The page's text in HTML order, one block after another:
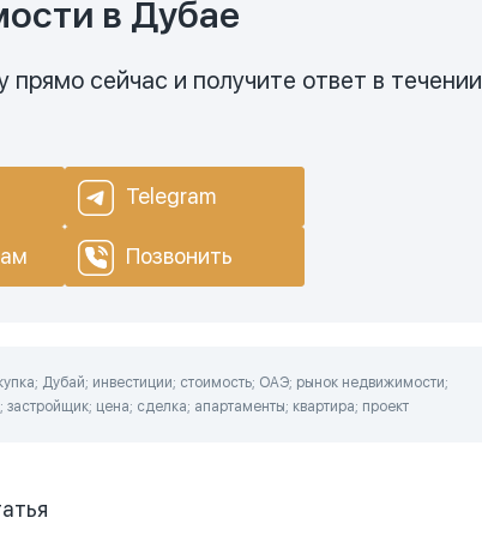
в Дубае
прямо сейчас и получите ответ в течении
Telegram
Позвонить
Дубай; инвестиции; стоимость; ОАЭ; рынок недвижимости;
цена; сделка; апартаменты; квартира; проект